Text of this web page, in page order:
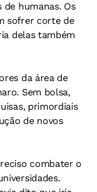
humanas. Os
sofrer corte de
delas também
da área de
Sem bolsa,
primordiais
de novos
combater o